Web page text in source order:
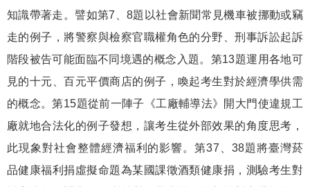
知識帶著走。譬如第7 、8題以社會新聞常見機車被挪動或竊
走的例子，將警察與檢察官職權角色的分野、刑事訴訟起訴
階段被告可能面臨不同境遇的概念入題。第13題運用各地可
見的十元、百元平價商店的例子，喚起考生對於經濟學供需
的概念。第15題從前一陣子《工廠輔導法》開大門使違規工
廠就地合法化的例子發想，讓考生從外部效果的角度思考，
此現象對社會整體經濟福利的影響。第37 38題將臺灣菸
品健康福利捐虛擬命題為某國課徵酒類健康捐，測驗考生對